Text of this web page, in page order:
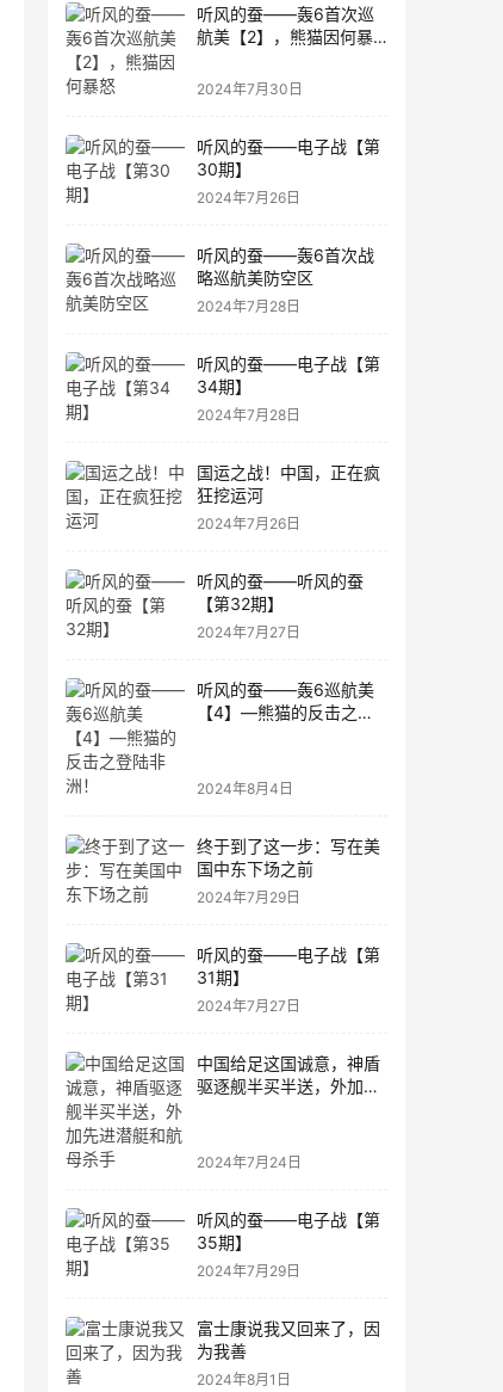
听风的蚕——轰6首次巡
航美【2】，熊猫因何暴
2024年7月30日
听风的蚕——电子战【第
30期】
2024年7月26日
听风的蚕——轰6首次战
略巡航美防空区
2024年7月28日
听风的蚕——电子战【第
34期】
2024年7月28日
国运之战！中国，正在疯
狂挖运河
2024年7月26日
听风的蚕——听风的蚕
【第32期】
2024年7月27日
听风的蚕——轰6巡航美
【4】—熊猫的反击之登
2024年8月4日
终于到了这一步：写在美
国中东下场之前
2024年7月29日
听风的蚕——电子战【第
31期】
2024年7月27日
中国给足这国诚意，神盾
驱逐舰半买半送，外加先
2024年7月24日
听风的蚕——电子战【第
35期】
2024年7月29日
富士康说我又回来了，因
为我善
2024年8月1日